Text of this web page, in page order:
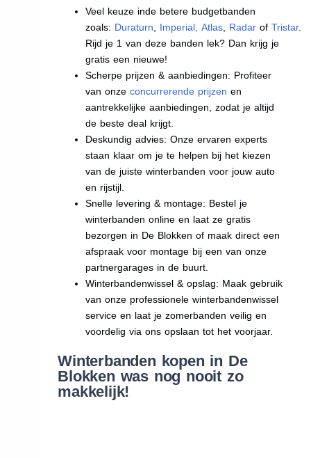
Veel keuze inde betere budgetbanden
zoals: Duraturn Imperial Atlas Radar ofTristar.
Rijd je 1 van deze banden lek? Dan krijg je
gratis een nieuwe!
Scherpe prijzen & aanbiedingen: Profiteer
van onzeconcurrerende prijzen en
aantrekkelijke aanbiedingen, zodat je altijd
de beste deal krijgt.
Deskundig advies: Onze ervaren experts
staan klaar om je te helpen bij het kiezen
van de juiste winterbanden voor jouw auto
en rijstijl.
Snelle levering & montage: Bestel je
winterbanden online en laat ze gratis
bezorgen in De Blokken of maak direct een
afspraak voor montage bij een van onze
partnergarages in de buurt.
Winterbandenwissel & opslag: Maak gebruik
van onze professionele winterbandenwissel
service en laat je zomerbanden veilig en
voordelig via ons opslaan tot het voorjaar.
Winterbanden kopen in De
Blokken was nog nooit zo
makkelijk!